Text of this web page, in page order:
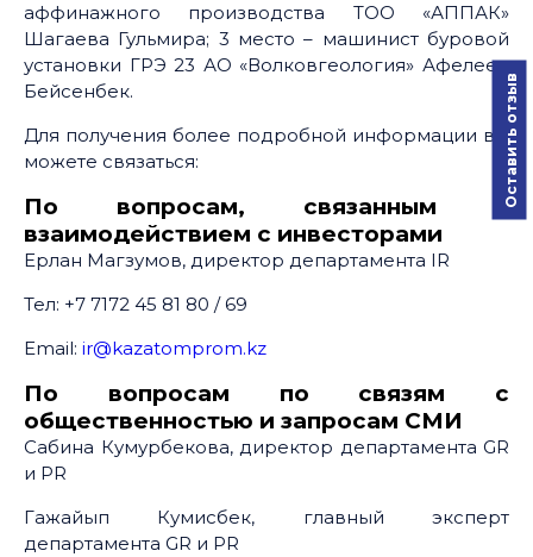
аффинажного производства ТОО «АППАК»
Шагаева Гульмира; 3 место – машинист буровой
установки ГРЭ 23 АО «Волковгеология» Афелеев
Бейсенбек.
Для получения более подробной информации вы
можете связаться:
По вопросам, связанным с
взаимодействием с инвесторами
Ерлан Магзумов, директор департамента IR
Тел: +7 7172 45 81 80 / 69
Email: ir@kazatomprom.kz
По вопросам по связям с
общественностью и запросам СМИ
Сабина Кумурбекова, директор департамента GR
и PR
Гажайып Кумисбек, главный эксперт
департамента GR и PR
Оставить отзыв